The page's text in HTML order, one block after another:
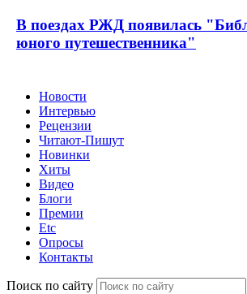
В поездах РЖД появилась
юного путешественника"
Новости
Интервью
Рецензии
Читают-Пишут
Новинки
Хиты
Видео
Блоги
Премии
Etc
Опросы
Контакты
Поиск по сайту